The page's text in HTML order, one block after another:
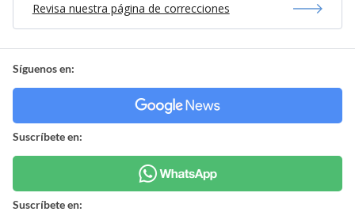
Revisa nuestra página de correcciones
Síguenos en:
Suscríbete en:
Suscríbete en: